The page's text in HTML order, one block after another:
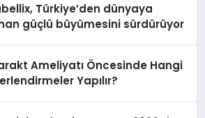
Türkiye’den dünyaya
güçlü büyümesini sürdürüyor
Ameliyatı Öncesinde Hangi
Yapılır?